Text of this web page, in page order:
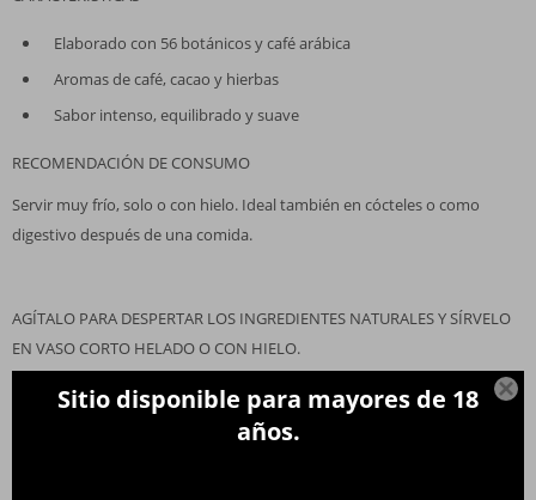

Sitio disponible para mayores de 18
años.
Elaborado con 56 botánicos y café arábica
Aromas de café, cacao y hierbas
Sabor intenso, equilibrado y suave
RECOMENDACIÓN DE CONSUMO
Servir muy frío, solo o con hielo. Ideal también en cócteles o como
digestivo después de una comida.
AGÍTALO PARA DESPERTAR LOS INGREDIENTES NATURALES Y SÍRVELO
EN VASO CORTO HELADO O CON HIELO.